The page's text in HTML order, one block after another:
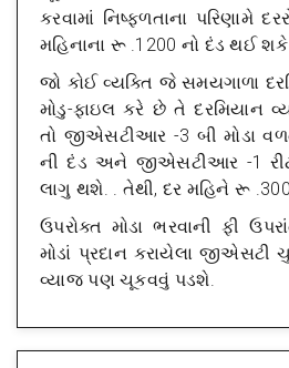
કરવામાં નિષ્ફળતાના પરિણામે
મહિનાના રૂ .1200 નો દંડ થઈ
જો કોઈ વ્યક્તિ જે સમયગાળા
મોડુ-ફાઇલ કરે છે તે દરમિયાન
તો જીએસટીઆર -3 બી મોડા
ની દંડ અને જીએસટીઆર -1
લાગુ થશે. . તેથી, દર મહિને રૂ
ઉપરોક્ત મોડા ભરવાની ફી
મોડાં પ્રદાન કરાયેલા જીએસટી
વ્યાજ પણ ચૂકવવું પડશે.